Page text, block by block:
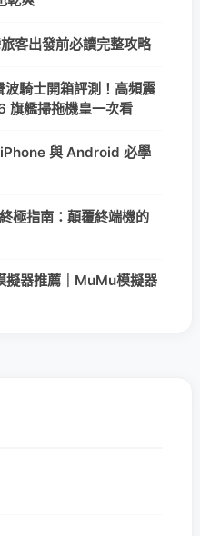
客出發前必讀完整攻略
騎士開箱評測！高頻震
旗艦掃拖機皇一次看
與 Android 必學
極指南：顛覆終端機的
器推薦｜MuMu模擬器